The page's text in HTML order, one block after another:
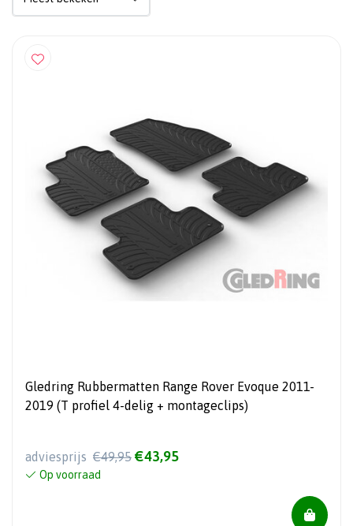
Gledring Rubbermatten Range Rover Evoque 2011-
2019 (T profiel 4-delig + montageclips)
adviesprijs €49,95 €43,95
Op voorraad